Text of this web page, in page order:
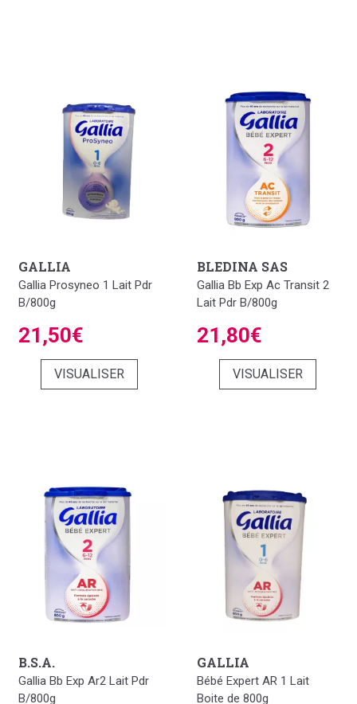
GALLIA
Gallia Prosyneo 1 Lait Pdr
B/800g
21,50€
VISUALISER
BLEDINA SAS
Gallia Bb Exp Ac Transit 2
Lait Pdr B/800g
21,80€
VISUALISER
B.S.A.
Gallia Bb Exp Ar2 Lait Pdr
B/800g
GALLIA
Bébé Expert AR 1 Lait
Boite de 800g